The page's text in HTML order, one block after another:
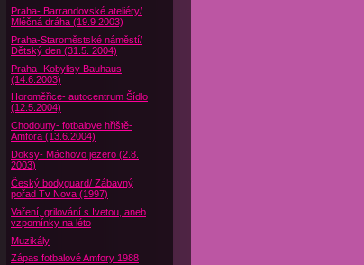
Praha- Barrandovské ateliéry/
Mléčná dráha (19.9 2003)
Praha-Staroměstské náměstí/
Dětský den (31.5. 2004)
Praha- Kobylisy Bauhaus
(14.6.2003)
Horoměřice- autocentrum Šídlo
(12.5.2004)
Chodouny- fotbalove hřiště-
Amfora (13.6.2004)
Doksy- Máchovo jezero (2.8.
2003)
Český bodyguard/ Zábavný
pořad Tv Nova (1997)
Vaření, grilování s Ivetou, aneb
vzpomínky na léto
Muzikály
Zápas fotbalové Amfory 1988